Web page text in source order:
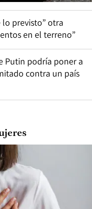
lo previsto” otra
en el terreno”
Putin podría poner a
contra un país